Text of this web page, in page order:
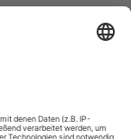
in Berlin.
nervös
Die
das Werk,
sein.